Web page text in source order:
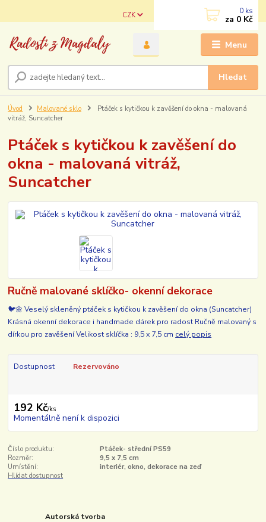
Menu
CZK
Hledat
0 ks
za 0 Kč
Úvod Malované sklo
Ptáček s kytičkou k zavěšení do okna - malovaná
vitráž, Suncatcher
Ptáček s kytičkou k zavěšení do
okna - malovaná vitráž,
Suncatcher
Ručně malované sklíčko- okenní dekorace
🐦🌼 Veselý skleněný ptáček s kytičkou k zavěšení do okna (Suncatcher)
Krásná okenní dekorace i handmade dárek pro radost Ručně malovaný s
dírkou pro zavěšení Velikost sklíčka : 9,5 x 7,5 cm celý popis
Dostupnost Rezervováno
192 Kč/ks
Momentálně není k dispozici
Číslo produktu:
Ptáček- střední PS59
Rozměr:
9,5 x 7,5 cm
Umístění:
interiér, okno, dekorace na zeď
Hlídat dostupnost
Autorská tvorba